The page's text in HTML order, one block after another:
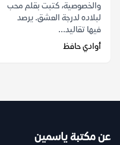
والخصوصية، كتبت بقلم محب
لبلاده لدرجة العشق. يرصد
فيها تقاليد...
أوادي حافظ
عن مكتبة ياسمين